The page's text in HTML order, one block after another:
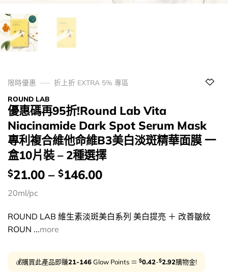
限時優惠
折上折 EXTRA 5% 專區
ROUND LAB
優惠碼再95折!Round Lab Vita
Niacinamide Dark Spot Serum Mask
專利複合維他命維B3美白淡斑精華面膜 一
盒10片裝 – 2種選擇
價
錢：
$21.00 – $146.00
20ml/pc
ROUND LAB 維生素淡斑美白系列 美白提亮 ＋ 改善皺紋
ROUN ...more
💰購買此產品即賺21-146Glow Points ＝ $0.42-$2.92購物金!